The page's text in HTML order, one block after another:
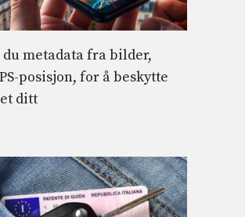
metadata fra bilder,
posisjon, for å beskytte
ditt